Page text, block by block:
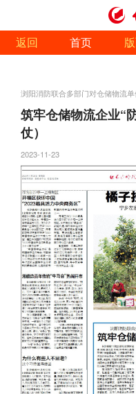
返回 首页
浏阳消防联合多部门对仓储物流
筑牢仓储物流企业“
仗）
2023-11-23